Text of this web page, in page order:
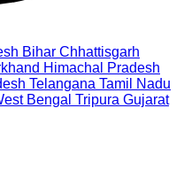
Bihar Chhattisgarh
Himachal Pradesh
Telangana Tamil Nadu
Bengal Tripura Gujarat